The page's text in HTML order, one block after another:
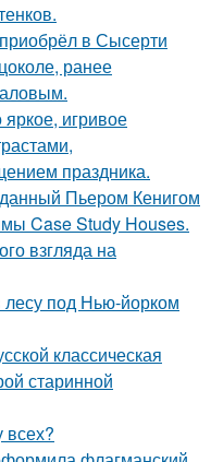
в Сысерти
ранее
игривое
праздника.
Пьером Кенигом
Case Study Houses.
взгляда на
под Нью-йорком
классическая
старинной
всех?